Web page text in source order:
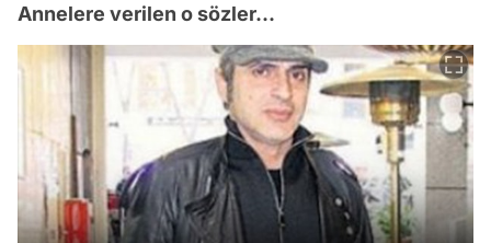
Annelere verilen o sözler...